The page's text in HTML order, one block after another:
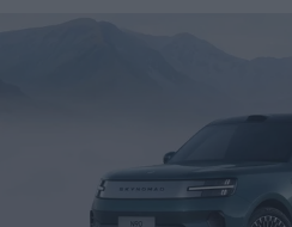
efectivo: crear un
restringida a menos
inmediato, reconocerás